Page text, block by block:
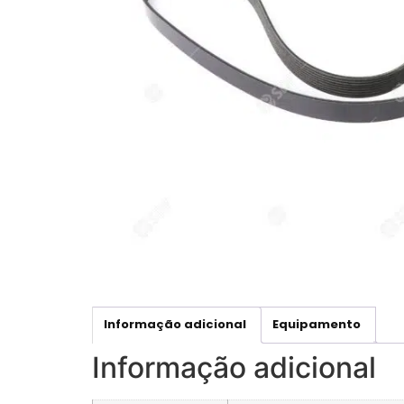
Informação adicional Equipamento
Informação adicional